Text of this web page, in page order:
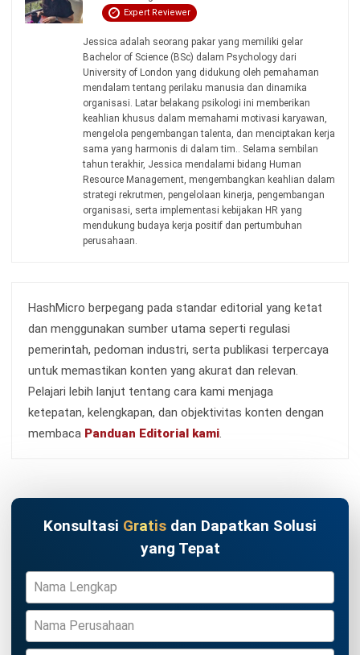
Pelajari lebih lanjut tentang cara kami menjaga
membacaPanduan Editorial kami.
KonsultasiGratisdan Dapatkan Solusi
yang Tepat